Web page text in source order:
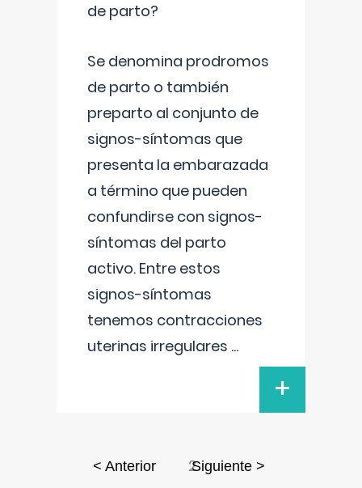
de parto?
Se denomina prodromos
de parto o también
preparto al conjunto de
signos-síntomas que
presenta la embarazada
a término que pueden
confundirse con signos-
síntomas del parto
activo. Entre estos
signos-síntomas
tenemos contracciones
uterinas irregulares ...
+
< Anterior 2Siguiente >